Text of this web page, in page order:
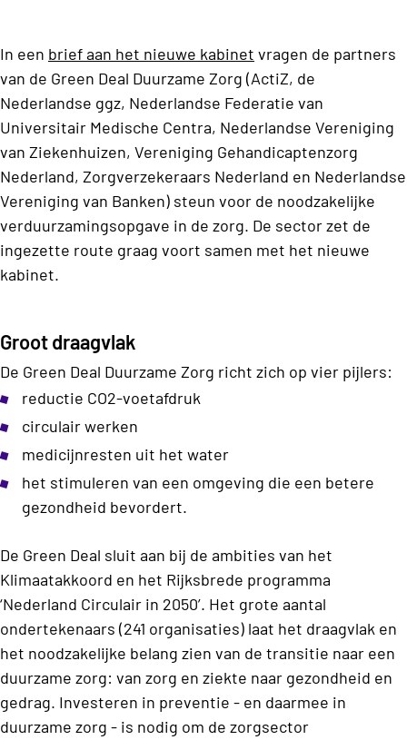
In een brief aan het nieuwe kabinet vragen de partners
van de Green Deal Duurzame Zorg (ActiZ, de
Nederlandse ggz, Nederlandse Federatie van
Universitair Medische Centra, Nederlandse Vereniging
van Ziekenhuizen, Vereniging Gehandicaptenzorg
Nederland, Zorgverzekeraars Nederland en Nederlandse
Vereniging van Banken) steun voor de noodzakelijke
verduurzamingsopgave in de zorg. De sector zet de
ingezette route graag voort samen met het nieuwe
kabinet.
Groot draagvlak
De Green Deal Duurzame Zorg richt zich op vier pijlers:
reductie CO2-voetafdruk
circulair werken
medicijnresten uit het water
het stimuleren van een omgeving die een betere
gezondheid bevordert.
De Green Deal sluit aan bij de ambities van het
Klimaatakkoord en het Rijksbrede programma
‘Nederland Circulair in 2050’. Het grote aantal
ondertekenaars (241 organisaties) laat het draagvlak en
het noodzakelijke belang zien van de transitie naar een
duurzame zorg: van zorg en ziekte naar gezondheid en
gedrag. Investeren in preventie - en daarmee in
duurzame zorg - is nodig om de zorgsector